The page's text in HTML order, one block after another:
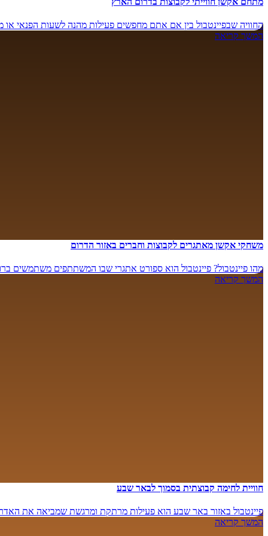
החוויה שבפיינטבול בין אם אתם מחפשים פעילות מהנה לשעות הפנאי או
המשך קריאה
משחקי אקשן מאתגרים לקבוצות וחברים באזור הדרום
מהו פיינטבול? פיינטבול הוא ספורט אתגרי שבו המשתתפים משתמשים
המשך קריאה
חוויית לחימה קבוצתית בסמוך לבאר שבע
פיינטבול באזור באר שבע הוא פעילות מרתקת ומרגשת שמביאה את
המשך קריאה